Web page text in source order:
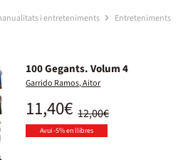
i entreteniments Entreteniments
100 Gegants. Volum 4
Garrido Ramos, Aitor
12,00€
11,40€
Avui -5% en llibres